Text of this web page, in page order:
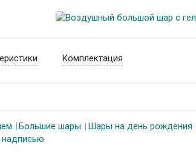
Комплектация
Большие шары Шары на день рождения